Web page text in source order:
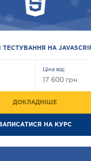
НА
Ціна від:
17 600 грн
ДОКЛАДНІШЕ
НА КУРС